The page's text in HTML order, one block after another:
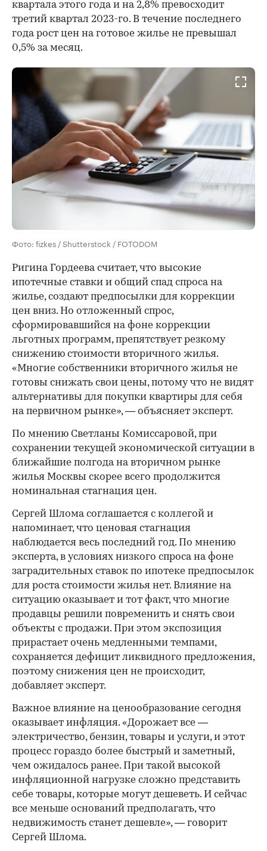
квартала этого года и на 2,8% превосходит
третий квартал 2023-го. В течение последнего
года рост цен на готовое жилье не превышал
0,5% за месяц.
Фото: fizkes / Shutterstock / FOTODOM
Ригина Гордеева считает, что высокие
ипотечные ставки и общий спад спроса на
жилье, создают предпосылки для коррекции
цен вниз. Но отложенный спрос,
сформировавшийся на фоне коррекции
льготных программ, препятствует резкому
снижению стоимости вторичного жилья.
«Многие собственники вторичного жилья не
готовы снижать свои цены, потому что не видят
альтернативы для покупки квартиры для себя
на первичном рынке», — объясняет эксперт.
По мнению Светланы Комиссаровой, при
сохранении текущей экономической ситуации в
ближайшие полгода на вторичном рынке
жилья Москвы скорее всего продолжится
номинальная стагнация цен.
Сергей Шлома соглашается с коллегой и
напоминает, что ценовая стагнация
наблюдается весь последний год. По мнению
эксперта, в условиях низкого спроса на фоне
заградительных ставок по ипотеке предпосылок
для роста стоимости жилья нет. Влияние на
ситуацию оказывает и тот факт, что многие
продавцы решили повременить и снять свои
объекты с продажи. При этом экспозиция
прирастает очень медленными темпами,
сохраняется дефицит ликвидного предложения,
поэтому снижения цен не происходит,
добавляет эксперт.
Важное влияние на ценообразование сегодня
оказывает инфляция. «Дорожает все —
электричество, бензин, товары и услуги, и этот
процесс гораздо более быстрый и заметный,
чем ожидалось ранее. При такой высокой
инфляционной нагрузке сложно представить
себе товары, которые могут дешеветь. И сейчас
все меньше оснований предполагать, что
недвижимость станет дешевле», — говорит
Сергей Шлома.